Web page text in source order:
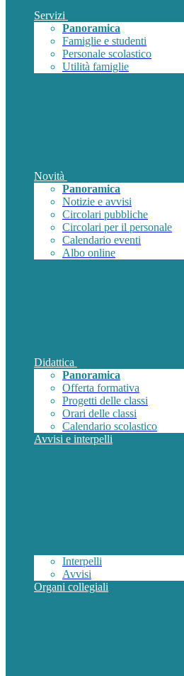
Servizi
Panoramica
Famiglie e studenti
Personale scolastico
Utilità famiglie
Novità
Panoramica
Notizie e avvisi
Circolari pubbliche
Circolari per il personale
Calendario eventi
Albo online
Didattica
Panoramica
Offerta formativa
Progetti delle classi
Orari delle classi
Calendario scolastico
Avvisi e interpelli
Interpelli
Avvisi
Organi collegiali